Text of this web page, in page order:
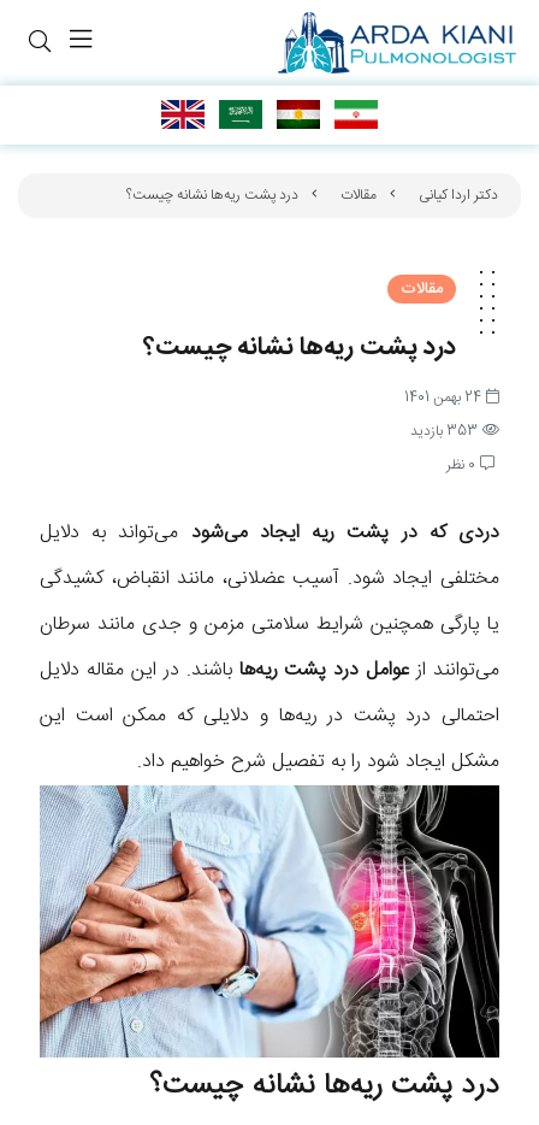
دکتر اردا کیانی مقالات درد پشت ریه‌ها نشانه چیست؟
مقالات
درد پشت ریه‌ها نشانه چیست؟
24 بهمن 1401
353 بازدید
0 نظر
دردی که در پشت ریه ایجاد می‌شود می‌تواند به دلایل
مختلفی ایجاد شود. آسیب عضلانی، مانند انقباض، کشیدگی
یا پارگی همچنین شرایط سلامتی مزمن و جدی مانند سرطان
می‌توانند ازعوامل درد پشت ریه‌ها باشند. در این مقاله دلایل
احتمالی درد پشت در ریه‌ها و دلایلی که ممکن است این
مشکل ایجاد شود را به تفصیل شرح خواهیم داد.
درد پشت ریه‌ها نشانه چیست؟